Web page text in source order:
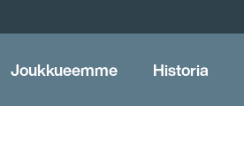
Joukkueemme Historia